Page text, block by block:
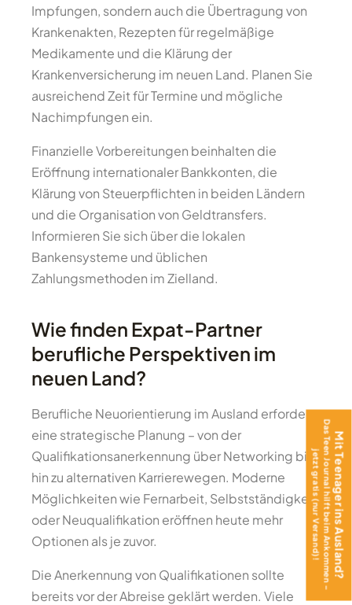
Impfungen, sondern auch die Übertragung von
Krankenakten, Rezepten für regelmäßige
Medikamente und die Klärung der
Krankenversicherung im neuen Land. Planen Sie
ausreichend Zeit für Termine und mögliche
Nachimpfungen ein.
Finanzielle Vorbereitungen beinhalten die
Eröffnung internationaler Bankkonten, die
Klärung von Steuerpflichten in beiden Ländern
und die Organisation von Geldtransfers.
Informieren Sie sich über die lokalen
Bankensysteme und üblichen
Zahlungsmethoden im Zielland.
Wie finden Expat-Partner
berufliche Perspektiven im
neuen Land?
Berufliche Neuorientierung im Ausland erfordert
eine strategische Planung – von der
Qualifikationsanerkennung über Networking bis
hin zu alternativen Karrierewegen. Moderne
Möglichkeiten wie Fernarbeit, Selbstständigkeit
oder Neuqualifikation eröffnen heute mehr
Optionen als je zuvor.
Die Anerkennung von Qualifikationen sollte
bereits vor der Abreise geklärt werden. Viele
Mit Teenager ins Ausland?
Das Teen Journal hilft beim Ankommen –
jetzt gratis (nur Versand)!